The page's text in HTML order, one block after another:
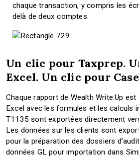
chaque transaction, y compris les
delà de deux comptes.
Un clic pour Taxprep.
Excel. Un clic pour
Chaque rapport de Wealth Write.Up
Excel avec les formules et les calculs
T1135 sont exportées directement
Les données sur les clients sont
pour la préparation des dossiers
données GL pour importation dans